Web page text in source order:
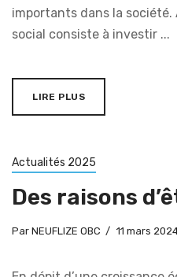
importants dans la
social consiste à investir ...
LIRE PLUS
Actualités 2025
Des raisons
Par NEUFLIZE OBC 11 mars